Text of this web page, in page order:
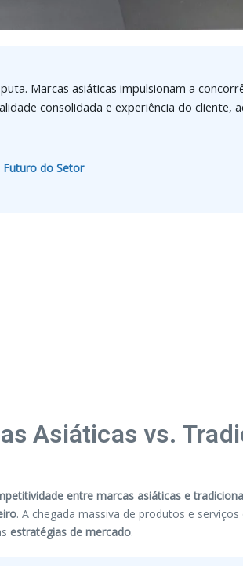
Marcas asiáticas impulsionam a
consolidada e experiência do cliente,
do Setor
Asiáticas vs.
entre marcas asiáticas e
. A chegada massiva de produtos e
estratégias de mercado.